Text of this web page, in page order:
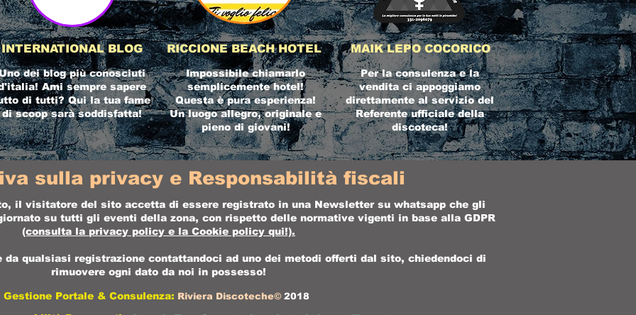
INTERNATIONAL BLOG
dei blog più conosciuti
Ami sempre sapere
di tutti? Qui la tua fame
di scoop sarà soddisfatta!
RICCIONE BEACH HOTEL
Impossibile chiamarlo
semplicemente hotel!
Questa è pura esperienza!
Un luogo allegro, originale e
pieno di giovani!
MAIK LEPO COCORICO
Per la consulenza e la
vendita ci appoggiamo
direttamente al servizio del
Referente ufficiale della
discoteca!
sulla privacy e Responsabilità fiscali
il visitatore del sito accetta di essere registrato in una Newsletter su whatsapp che gli
su tutti gli eventi della zona, con rispetto delle normative vigenti in base alla GDPR
(consulta la privacy policy e la Cookie policy qui!).
da qualsiasi registrazione contattandoci ad uno dei metodi offerti dal sito, chiedendoci di
rimuovere ogni dato da noi in possesso!
Gestione Portale & Consulenza: Riviera Discoteche© 2018